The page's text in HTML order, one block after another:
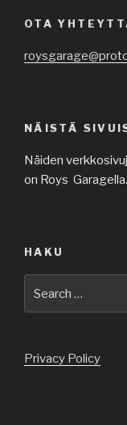
OTA
NÄISTÄ
Näiden
on Roys Garagella.
HAKU
Privacy Policy